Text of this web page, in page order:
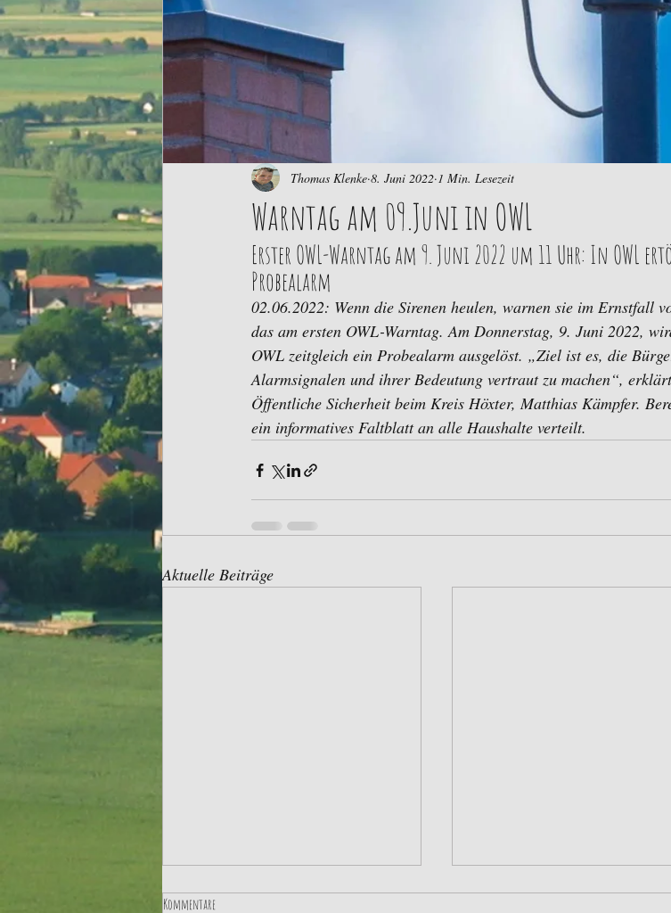
Warntag am 09.Juni in OWL
Thomas Klenke 8. Juni 2022 1 Min. Lesezeit
Erster OWL-Warntag am 9. Juni 2022 um 11 Uhr: In OWL
Probealarm
02.06.2022: Wenn die Sirenen heulen, warnen sie im Ernstfall
das am ersten OWL-Warntag. Am Donnerstag, 9. Juni 2022,
OWL zeitgleich ein Probealarm ausgelöst. „Ziel ist es, die
Alarmsignalen und ihrer Bedeutung vertraut zu machen“,
Öffentliche Sicherheit beim Kreis Höxter, Matthias Kämpfer.
ein informatives Faltblatt an alle Haushalte verteilt.
Aktuelle Beiträge
Kommentare